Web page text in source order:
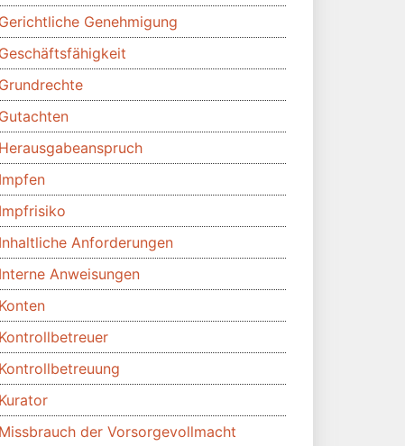
Gerichtliche Genehmigung
Geschäftsfähigkeit
Grundrechte
Gutachten
Herausgabeanspruch
Impfen
Impfrisiko
Inhaltliche Anforderungen
Interne Anweisungen
Konten
Kontrollbetreuer
Kontrollbetreuung
Kurator
Missbrauch der Vorsorgevollmacht